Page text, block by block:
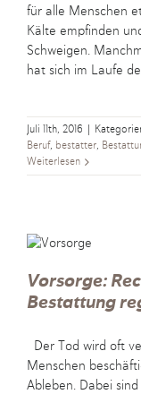
für alle Menschen
Kälte empfinden
Schweigen.
hat sich im Laufe
Juli 11th, 2016
Beruf, bestatter,
Weiterlesen
Vorsorge:
Bestattung
Der Tod wird oft
Menschen
Ableben. Dabei